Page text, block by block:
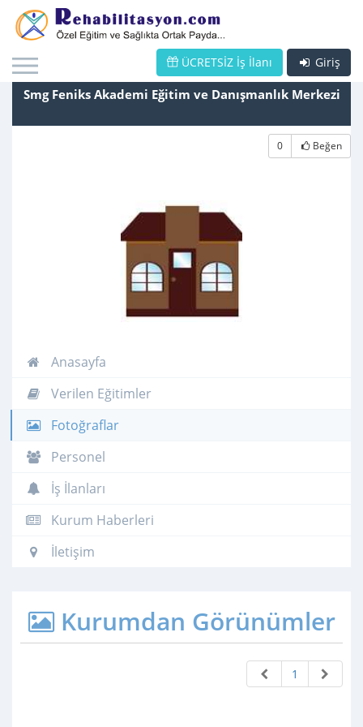
Giriş
ÜCRETSİZ İş İlanı
Smg Feniks Akademi Eğitim ve Danışmanlık Merkezi
0 Beğen
Anasayfa
Verilen Eğitimler
Fotoğraflar
Personel
İş İlanları
Kurum Haberleri
İletişim
Kurumdan Görünümler
1